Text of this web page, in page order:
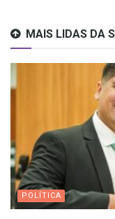
MAIS LIDAS DA
POLÍTICA